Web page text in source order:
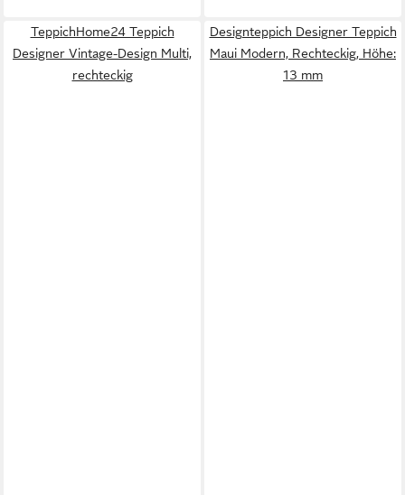
TeppichHome24 Teppich
Designer Vintage-Design Multi,
rechteckig
Designteppich Designer Teppich
Maui Modern, Rechteckig, Höhe:
13 mm